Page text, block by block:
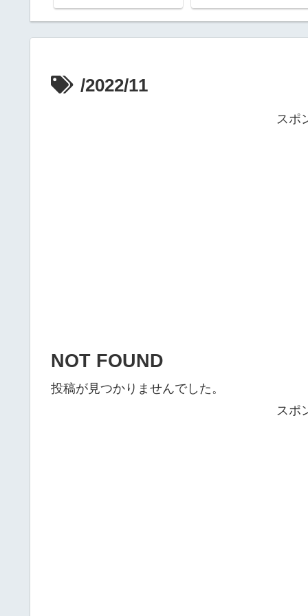
/2022/11
スポ
NOT FOUND
投稿が見つかりませんでした。
スポ